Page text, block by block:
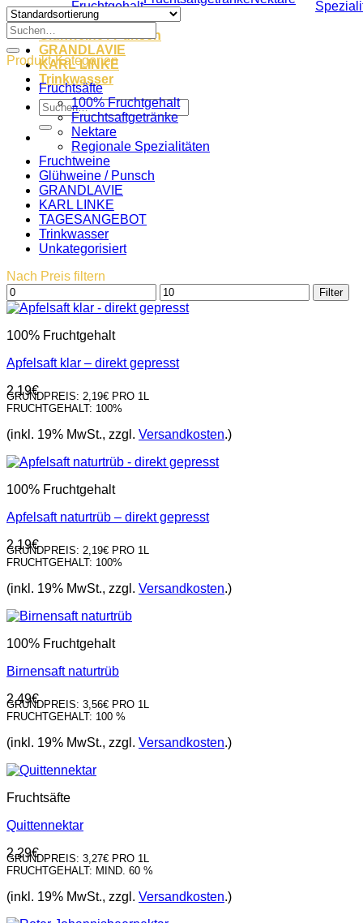
Fruchtgehalt
Fruchtweine
Glühweine / Punsch
GRANDLAVIE
KARL LINKE
Trinkwasser
Suche
nach:
Suche
nach:
Produkt-Kategorien
Fruchtsäfte
100% Fruchtgehalt
Fruchtsaftgetränke
Nektare
Regionale Spezialitäten
Fruchtweine
Glühweine / Punsch
GRANDLAVIE
KARL LINKE
TAGESANGEBOT
Trinkwasser
Unkategorisiert
Nach Preis filtern
Min.
Preis
Max.
Preis
Filter
100% Fruchtgehalt
Apfelsaft klar – direkt gepresst
2,19€
GRUNDPREIS: 2,19€ PRO 1L
FRUCHTGEHALT: 100%
(inkl. 19% MwSt., zzgl. Versandkosten.)
100% Fruchtgehalt
Apfelsaft naturtrüb – direkt gepresst
2,19€
GRUNDPREIS: 2,19€ PRO 1L
FRUCHTGEHALT: 100%
(inkl. 19% MwSt., zzgl. Versandkosten.)
100% Fruchtgehalt
Birnensaft naturtrüb
2,49€
GRUNDPREIS: 3,56€ PRO 1L
FRUCHTGEHALT: 100 %
(inkl. 19% MwSt., zzgl. Versandkosten.)
Fruchtsäfte
Quittennektar
2,29€
GRUNDPREIS: 3,27€ PRO 1L
FRUCHTGEHALT: MIND. 60 %
(inkl. 19% MwSt., zzgl. Versandkosten.)